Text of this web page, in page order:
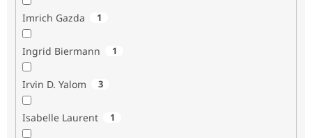
Imrich Gazda 1
Ingrid Biermann 1
Irvin D. Yalom 3
Isabelle Laurent 1